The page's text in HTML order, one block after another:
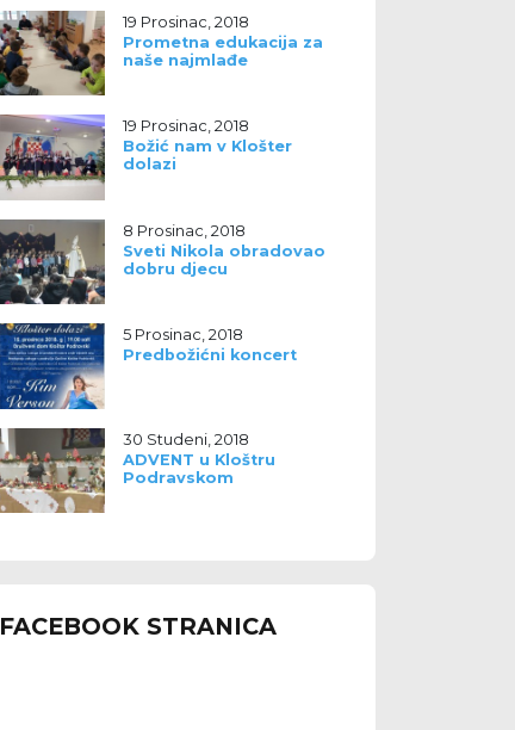
19 Prosinac, 2018
Prometna edukacija za
naše najmlađe
19 Prosinac, 2018
Božić nam v Klošter
dolazi
8 Prosinac, 2018
Sveti Nikola obradovao
dobru djecu
5 Prosinac, 2018
Predbožićni koncert
30 Studeni, 2018
ADVENT u Kloštru
Podravskom
FACEBOOK STRANICA